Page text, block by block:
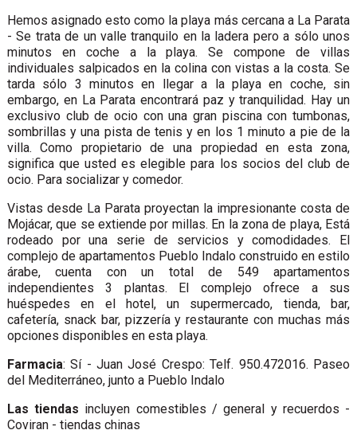
Hemos asignado esto como la playa más cercana a La Parata
- Se trata de un valle tranquilo en la ladera pero a sólo unos
minutos en coche a la playa. Se compone de villas
individuales salpicados en la colina con vistas a la costa. Se
tarda sólo 3 minutos en llegar a la playa en coche, sin
embargo, en La Parata encontrará paz y tranquilidad. Hay un
exclusivo club de ocio con una gran piscina con tumbonas,
sombrillas y una pista de tenis y en los 1 minuto a pie de la
villa. Como propietario de una propiedad en esta zona,
significa que usted es elegible para los socios del club de
ocio. Para socializar y comedor.
Vistas desde La Parata proyectan la impresionante costa de
Mojácar, que se extiende por millas. En la zona de playa, Está
rodeado por una serie de servicios y comodidades. El
complejo de apartamentos Pueblo Indalo construido en estilo
árabe, cuenta con un total de 549 apartamentos
independientes 3 plantas. El complejo ofrece a sus
huéspedes en el hotel, un supermercado, tienda, bar,
cafetería, snack bar, pizzería y restaurante con muchas más
opciones disponibles en esta playa.
Farmacia: Sí - Juan José Crespo: Telf. 950.472016. Paseo
del Mediterráneo, junto a Pueblo Indalo
Las tiendas incluyen comestibles / general y recuerdos -
Coviran - tiendas chinas